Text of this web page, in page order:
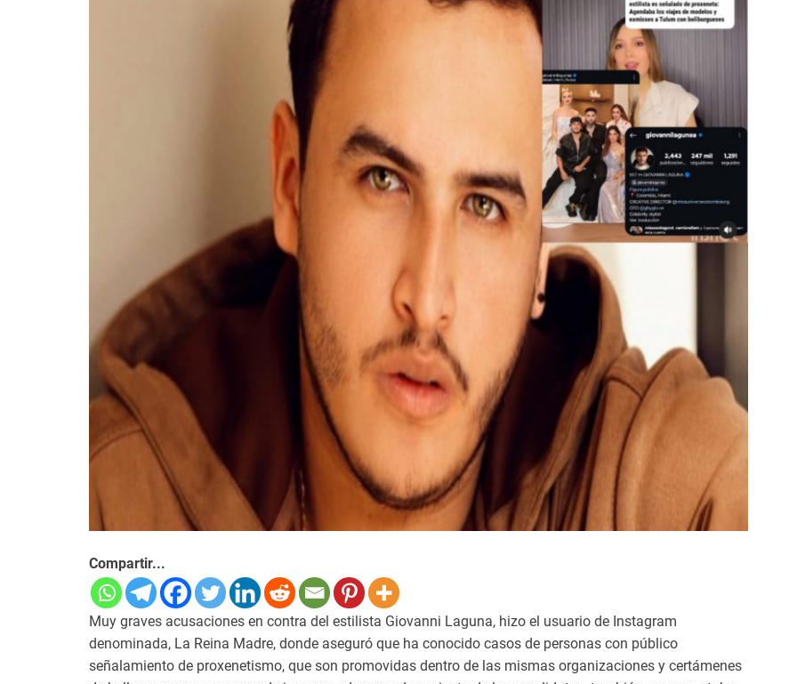
Compartir...
Muy graves acusaciones en contra del estilista Giovanni Laguna, hizo el usuario de Instagram
denominada, La Reina Madre, donde aseguró que ha conocido casos de personas con público
señalamiento de proxenetismo, que son promovidas dentro de las mismas organizaciones y certámenes